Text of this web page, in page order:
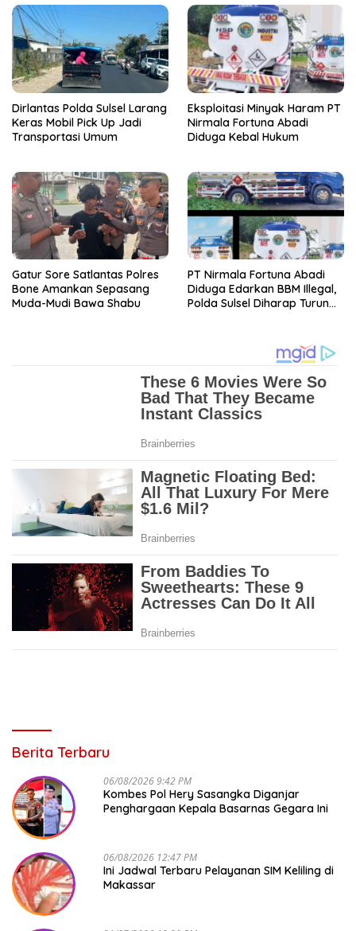
Dirlantas Polda Sulsel Larang
Keras Mobil Pick Up Jadi
Transportasi Umum
Eksploitasi Minyak Haram PT
Nirmala Fortuna Abadi
Diduga Kebal Hukum
Gatur Sore Satlantas Polres
Bone Amankan Sepasang
Muda-Mudi Bawa Shabu
PT Nirmala Fortuna Abadi
Diduga Edarkan BBM Illegal,
Polda Sulsel Diharap Turun
Berita Terbaru
06/08/2026 9:42 PM
Kombes Pol Hery Sasangka Diganjar
Penghargaan Kepala Basarnas Gegara Ini
06/08/2026 12:47 PM
Ini Jadwal Terbaru Pelayanan SIM Keliling di
Makassar